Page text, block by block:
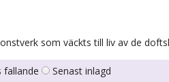
som väckts till liv av de
fallande Senast inlagd